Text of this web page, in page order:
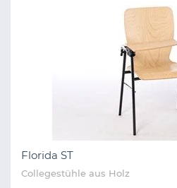
Florida ST
Collegestühle aus Holz